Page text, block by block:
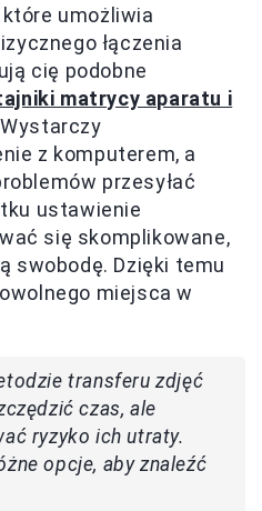
umożliwia
łączenia
cię podobne
matrycy aparatu i
z komputerem, a
przesyłać
ustawienie
się skomplikowane,
swobodę. Dzięki temu
miejsca w
transferu zdjęć
czas, ale
ryzyko ich utraty.
opcje, aby znaleźć